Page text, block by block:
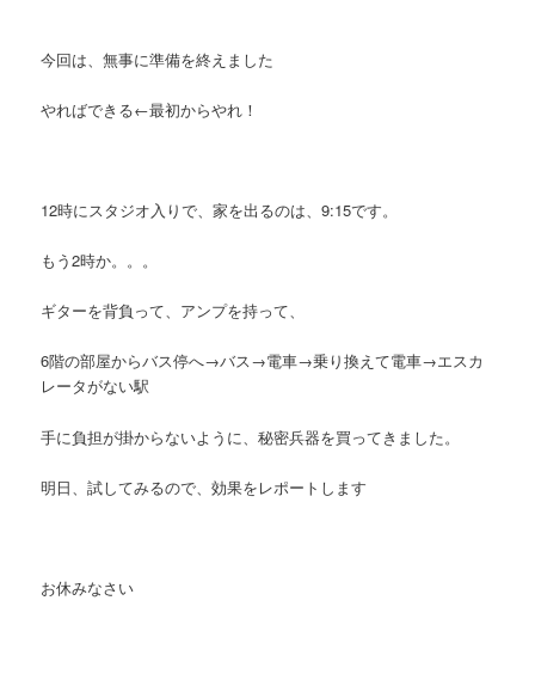
今回は、無事に準備を終えました
やればできる←最初からやれ！
12時にスタジオ入りで、家を出るのは、9:15です。
もう2時か。。。
ギターを背負って、アンプを持って、
6階の部屋からバス停へ→バス→電車→乗り換えて電車→エスカ
レータがない駅
手に負担が掛からないように、秘密兵器を買ってきました。
明日、試してみるので、効果をレポートします
お休みなさい